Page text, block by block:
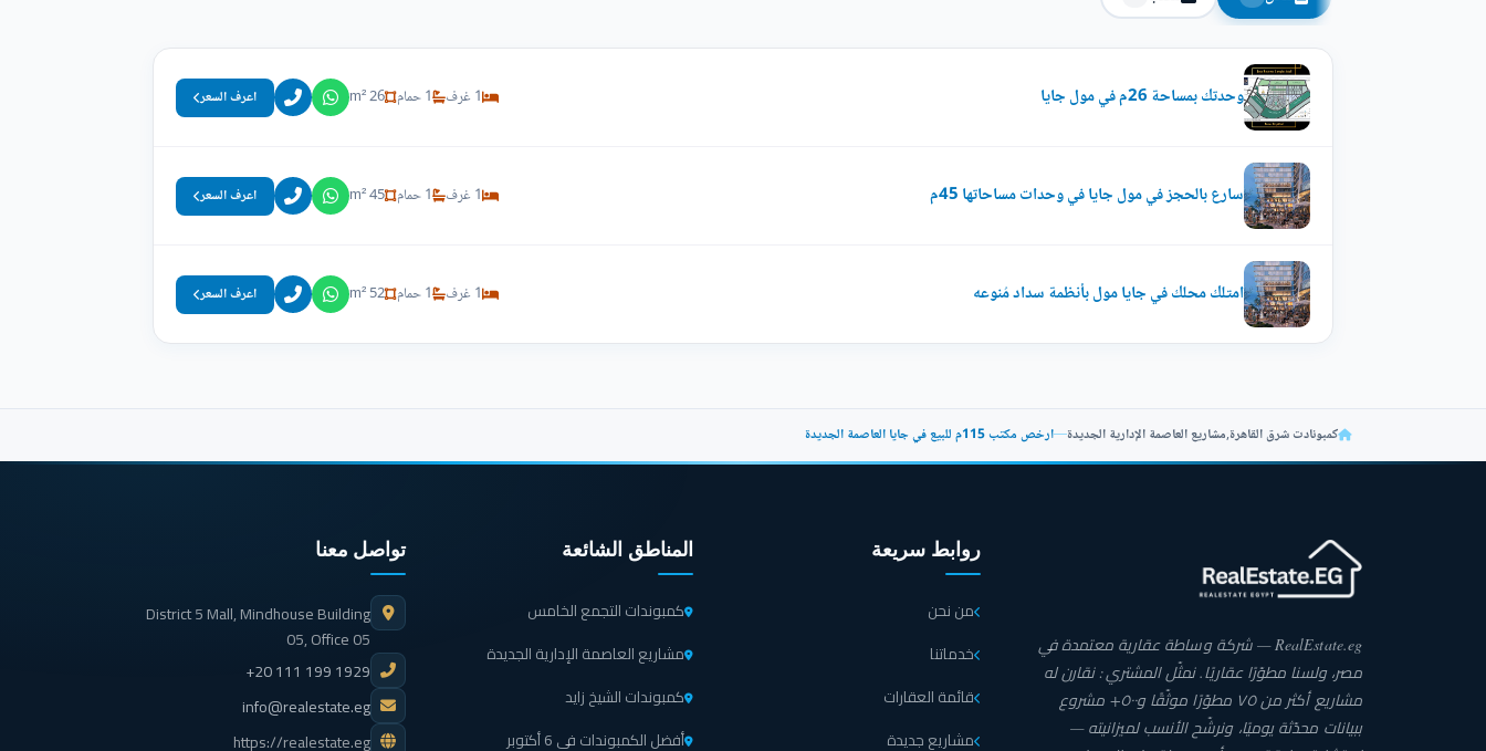
وحدتك بمساحة 26م في مول جايا 1 غرف 1 حمام 26 m² اعرف السعر
سارع بالحجز في مول جايا في وحدات مساحاتها 45م 1 غرف 1 حمام 45 m² اعرف السعر
امتلك محلك في جايا مول بأنظمة سداد مُنوعه 1 غرف 1 حمام 52 m² اعرف السعر
كمبونادت شرق القاهرة,مشاريع العاصمة الإدارية الجديدة—ارخص مكتب 115م للبيع في جايا العاصمة الجديدة
RealEstate.eg — شركة وساطة عقارية معتمدة في
مصر، ولسنا مطوّرًا عقاريًا. نمثّل المشتري: نقارن له
مشاريع أكثر من ٧٥ مطوّرًا موثّقًا و٥٠٠+ مشروع
ببيانات محدّثة يوميًا، ونرشّح الأنسب لميزانيته —
روابط سريعة
من نحن
خدماتنا
قائمة العقارات
مشاريع جديدة
المناطق الشائعة
كمبوندات التجمع الخامس
مشاريع العاصمة الإدارية الجديدة
كمبوندات الشيخ زايد
أفضل الكمبوندات في 6 أكتوبر
تواصل معنا
District 5 Mall, Mindhouse Building
05, Office 05
+20 111 199 1929
info@realestate.eg
https://realestate.eg